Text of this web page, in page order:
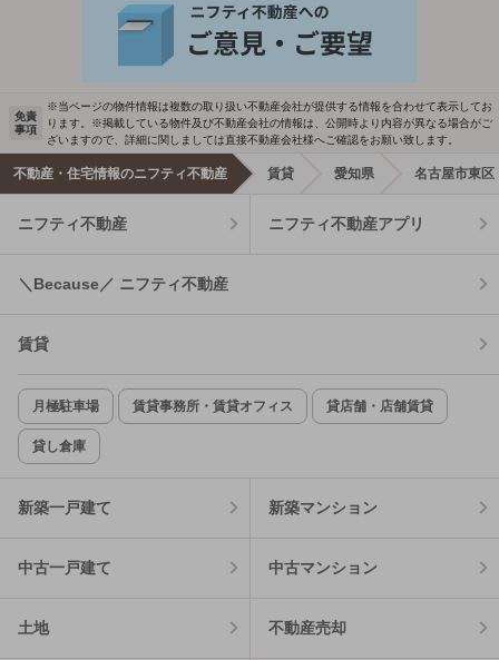
免責
事項
※当ページの物件情報は複数の取り扱い不動産会社が提供する情報を合わせて表示してお
ります。※掲載している物件及び不動産会社の情報は、公開時より内容が異なる場合がご
ざいますので、詳細に関しましては直接不動産会社様へご確認をお願い致します。
不動産・住宅情報のニフティ不動産 賃貸 愛知県 名古屋市東区
ニフティ不動産 ニフティ不動産アプリ
＼Because／ ニフティ不動産
賃貸
月極駐車場 賃貸事務所・賃貸オフィス 貸店舗・店舗賃貸
貸し倉庫
新築一戸建て 新築マンション
中古一戸建て 中古マンション
土地 不動産売却